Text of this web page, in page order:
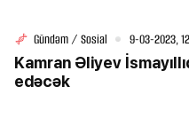
Gündəm / Sosial 9-03-2023,
Kamran Əliyev
edəcək